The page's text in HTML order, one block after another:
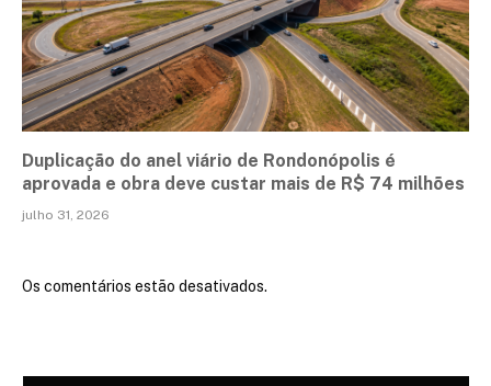
Duplicação do anel viário de Rondonópolis é
aprovada e obra deve custar mais de R$ 74 milhões
julho 31, 2026
Os comentários estão desativados.